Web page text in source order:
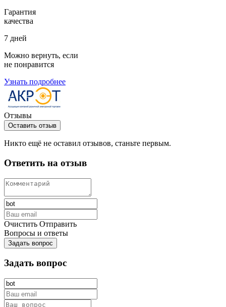
Гарантия
качества
7 дней
Можно вернуть, если
не понравится
Узнать подробнее
Отзывы
Оставить отзыв
Никто ещё не оставил отзывов, станьте первым.
Ответить на отзыв
Очистить Отправить
Вопросы и ответы
Задать вопрос
Задать вопрос